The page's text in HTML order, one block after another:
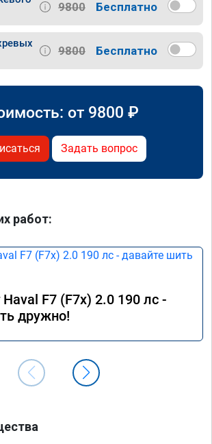
9800 Бесплатно
9800 Бесплатно
от 9800 ₽
Задать вопрос
работ:
F7 (F7x) 2.0 190 лс -
дружно!